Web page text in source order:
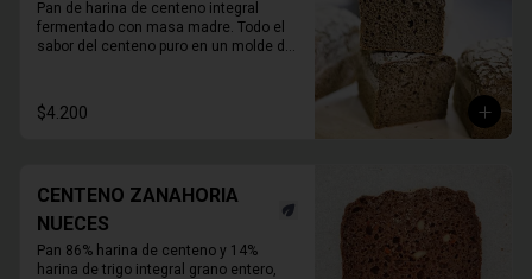
Pan de harina de centeno integral
fermentado con masa madre. Todo el
sabor del centeno puro en un molde de
En primavera verano REFRIGERAR
INMEDIATAMENTE.
$4.200
CENTENO ZANAHORIA
NUECES
Pan 86% harina de centeno y 14%
harina de trigo integral grano entero,